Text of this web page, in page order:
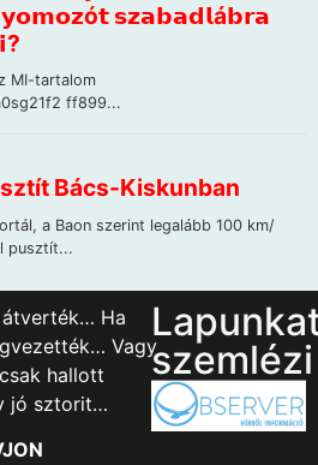
átverték… Ha
Vagy
hallott
jó sztorit…
szemlézi